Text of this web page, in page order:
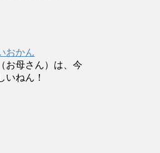
おかん
お母さん）は、今
いねん！